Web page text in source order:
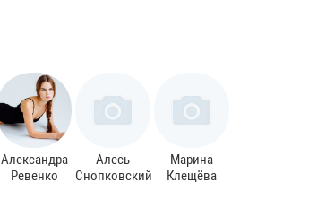
Александра
Ревенко
Алесь
Снопковский
Марина
Клещёва